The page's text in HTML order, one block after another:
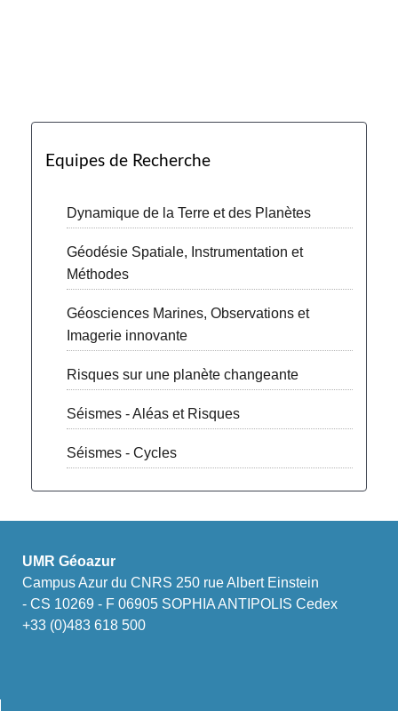
Equipes de Recherche
Dynamique de la Terre et des Planètes
Géodésie Spatiale, Instrumentation et
Méthodes
Géosciences Marines, Observations et
Imagerie innovante
Risques sur une planète changeante
Séismes - Aléas et Risques
Séismes - Cycles
UMR Géoazur
Campus Azur du CNRS 250 rue Albert Einstein
- CS 10269 - F 06905 SOPHIA ANTIPOLIS Cedex
+33 (0)483 618 500